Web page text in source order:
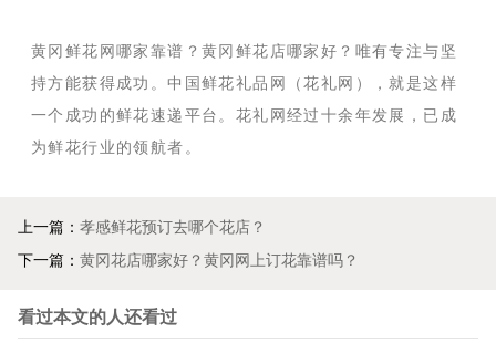
黄冈鲜花网哪家靠谱？黄冈鲜花店哪家好？唯有专注与坚
持方能获得成功。中国鲜花礼品网（花礼网），就是这样
一个成功的鲜花速递平台。花礼网经过十余年发展，已成
为鲜花行业的领航者。
上一篇： 孝感鲜花预订去哪个花店？
下一篇： 黄冈花店哪家好？黄冈网上订花靠谱吗？
看过本文的人还看过